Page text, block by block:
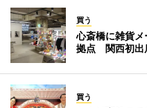
買う
心斎橋に雑貨
拠点 関西初出
買う